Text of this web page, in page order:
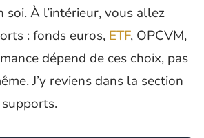
soi. À l’intérieur, vous allez
: fonds euros, ETF, OPCVM,
dépend de ces choix, pas
J’y reviens dans la section